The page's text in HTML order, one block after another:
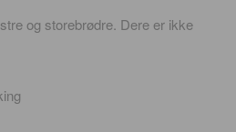
og storebrødre. Dere er ikke